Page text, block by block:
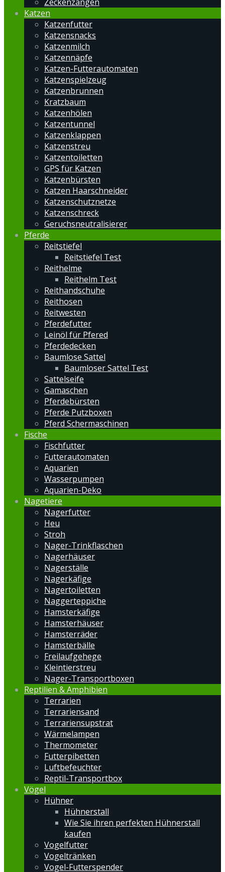
Katzen
Katzenfutter
Katzensnacks
Katzenmilch
Katzennäpfe
Katzen-Futterautomaten
Katzenspielzeug
Katzenbrunnen
Kratzbaum
Katzenhölen
Katzentunnel
Katzenklappen
Katzenstreu
Katzentoiletten
GPS für Katzen
Katzenbürsten
Katzen Haarschneider
Katzenschutznetze
Katzenschreck
Geruchsneutralisierer
Pferde
Reitstiefel
Reitstiefel Test
Reithelme
Reithelm Test
Reithandschuhe
Reithosen
Reitwesten
Pferdefutter
Leinöl für Pfered
Pferdedecken
Baumlose Sattel
Baumloser Sattel Test
Sattelseife
Gamaschen
Pferdebürsten
Pferde Putzboxen
Pferd Schermaschinen
Fische
Fischfutter
Futterautomaten
Aquarien
Wasserpumpen
Aquarien-Deko
Nagetiere
Nagerfutter
Heu
Stroh
Nager-Trinkflaschen
Nagerhäuser
Nagerställe
Nagerkäfige
Nagertoiletten
Naggerteppiche
Hamsterkäfige
Hamsterhäuser
Hamsterräder
Hamsterbälle
Freilaufgehege
Kleintierstreu
Nager-Transportboxen
Reptilien & Amphibien
Terrarien
Terrariensand
Terrariensupstrat
Wärmelampen
Thermometer
Futterpibetten
Luftbefeuchter
Reptil-Transportbox
Vögel
Hühner
Hühnerstall
Wie Sie ihren perfekten Hühnerstall
kaufen
Vogelfutter
Vogeltränken
Vogel-Futterspender